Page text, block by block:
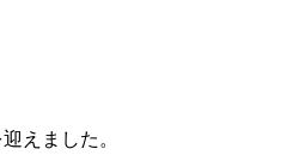
えました。